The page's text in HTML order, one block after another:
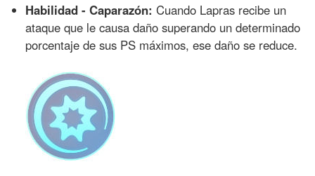
Habilidad - Caparazón: Cuando Lapras recibe un
ataque que le causa daño superando un determinado
porcentaje de sus PS máximos, ese daño se reduce.